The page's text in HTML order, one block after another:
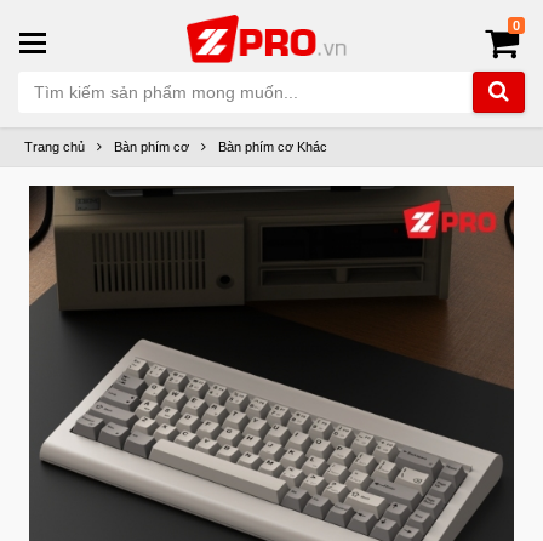
0
Trang chủ Bàn phím cơ Bàn phím cơ Khác